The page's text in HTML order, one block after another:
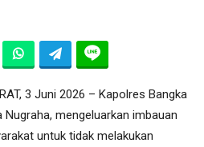
3 Juni 2026 – Kapolres Bangka
Nugraha, mengeluarkan imbauan
untuk tidak melakukan